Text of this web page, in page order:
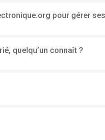
pour gérer
quelqu’un connaît ?